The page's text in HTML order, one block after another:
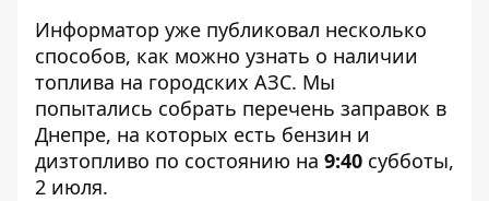
Информатор уже публиковал несколько
способов, как можно узнать о наличии
топлива на городских АЗС. Мы
попытались собрать перечень заправок в
Днепре, на которых есть бензин и
дизтопливо по состоянию на 9:40 субботы,
2 июля.